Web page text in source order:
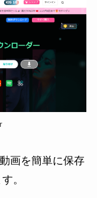
画を簡単に保存
。